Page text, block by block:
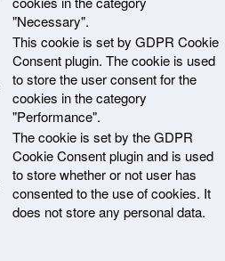
"Necessary".
This cookie is set by GDPR Cookie
Consent plugin. The cookie is used
to store the user consent for the
cookies in the category
"Performance".
The cookie is set by the GDPR
Cookie Consent plugin and is used
to store whether or not user has
consented to the use of cookies. It
does not store any personal data.